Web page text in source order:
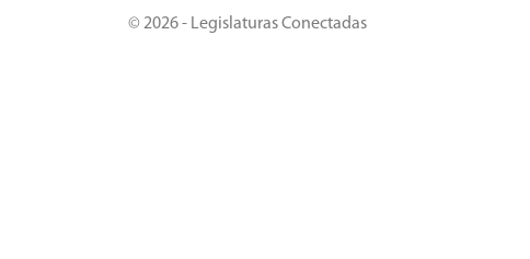
© 2026 - Legislaturas Conectadas